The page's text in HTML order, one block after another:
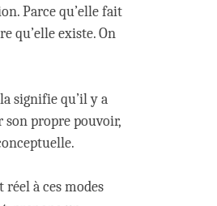
Parce qu’elle fait
qu’elle existe. On
signifie qu’il y a
son propre pouvoir,
à ces modes